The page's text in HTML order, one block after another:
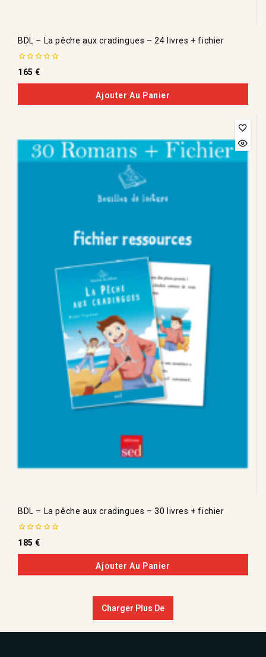
BDL – La pêche aux cradingues – 24 livres + fichier
0
de
5
165€
Ajouter Au Panier
BDL – La pêche aux cradingues – 30 livres + fichier
0
de
5
185€
Ajouter Au Panier
Charger Plus De